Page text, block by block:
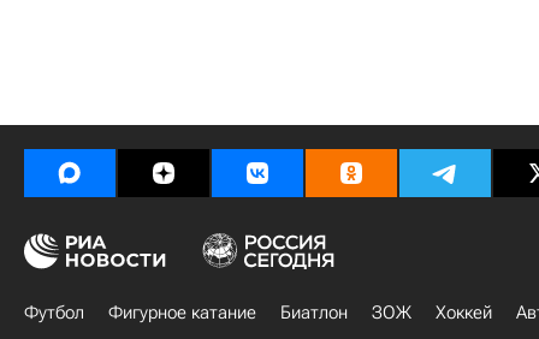
Футбол Фигурное катание Биатлон ЗОЖ Хоккей